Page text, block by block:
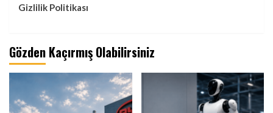
Gizlilik Politikası
Gözden Kaçırmış Olabilirsiniz